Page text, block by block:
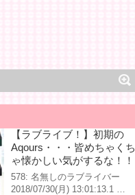
【ラブライブ！】初期の
Aqours・・・皆めちゃくち
ゃ懐かしい気がするな！！
578: 名無しのラブライバー
2018/07/30(月) 13:01:13.1 …